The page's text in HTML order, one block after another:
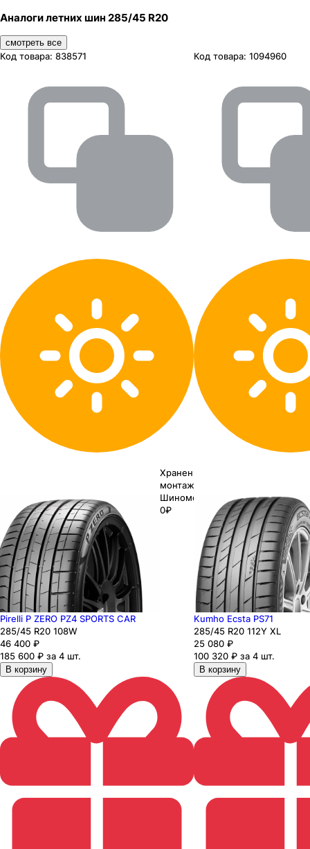
Аналоги летних шин 285/45 R20
смотреть все
Код товара: 838571
Хранение до
монтажа 0₽
Шиномонтаж
0₽
Pirelli P ZERO PZ4 SPORTS CAR
285/45 R20 108W
46 400 ₽
185 600 ₽ за 4 шт.
В корзину
Код товара: 1094960
Kumho Ecsta PS71
285/45 R20 112Y XL
25 080 ₽
100 320 ₽ за 4 шт.
В корзину